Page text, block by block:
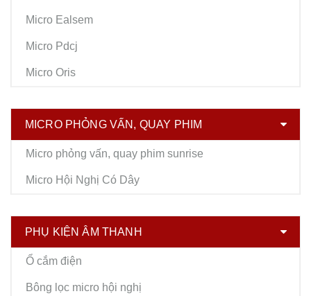
Micro Ealsem
Micro Pdcj
Micro Oris
MICRO PHỎNG VẤN, QUAY PHIM
Micro phỏng vấn, quay phim sunrise
Micro Hội Nghị Có Dây
PHỤ KIỆN ÂM THANH
Ổ cắm điện
Bông lọc micro hội nghị